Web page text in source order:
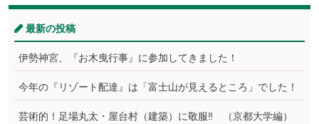
最新の投稿
伊勢神宮、『お木曳行事』に参加してきました！
今年の『リゾート配達』は「富士山が見えるところ」でした！
芸術的！足場丸太・屋台村（建築）に敬服‼ （京都大学編）